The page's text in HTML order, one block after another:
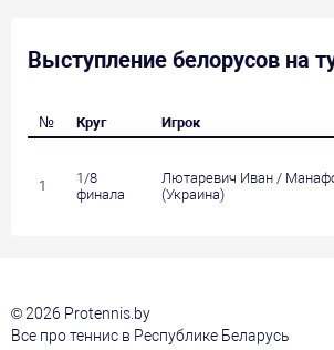
Выступление белорусов на
№ Круг Игрок
1
1/8
финала
Лютаревич Иван /
(Украина)
© 2026 Protennis.by
Все про теннис в Республике Беларусь